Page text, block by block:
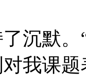
沉默
我课